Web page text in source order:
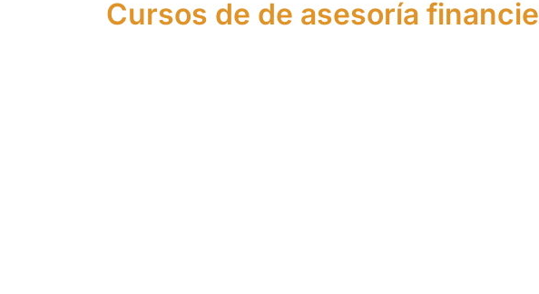
Cursos de de asesoría